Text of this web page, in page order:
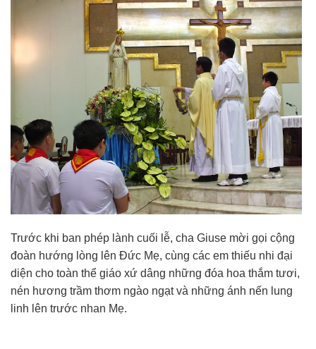
Trước khi ban phép lành cuối lễ, cha Giuse mời gọi cộng
đoàn hướng lòng lên Đức Mẹ, cùng các em thiếu nhi đại
diện cho toàn thể giáo xứ dâng những đóa hoa thắm tươi,
nén hương trầm thơm ngào ngạt và những ánh nến lung
linh lên trước nhan Mẹ.